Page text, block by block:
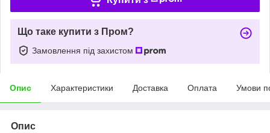
Що таке купити з Пром?
Замовлення під захистом
Опис Характеристики Доставка Оплата Умови
Опис